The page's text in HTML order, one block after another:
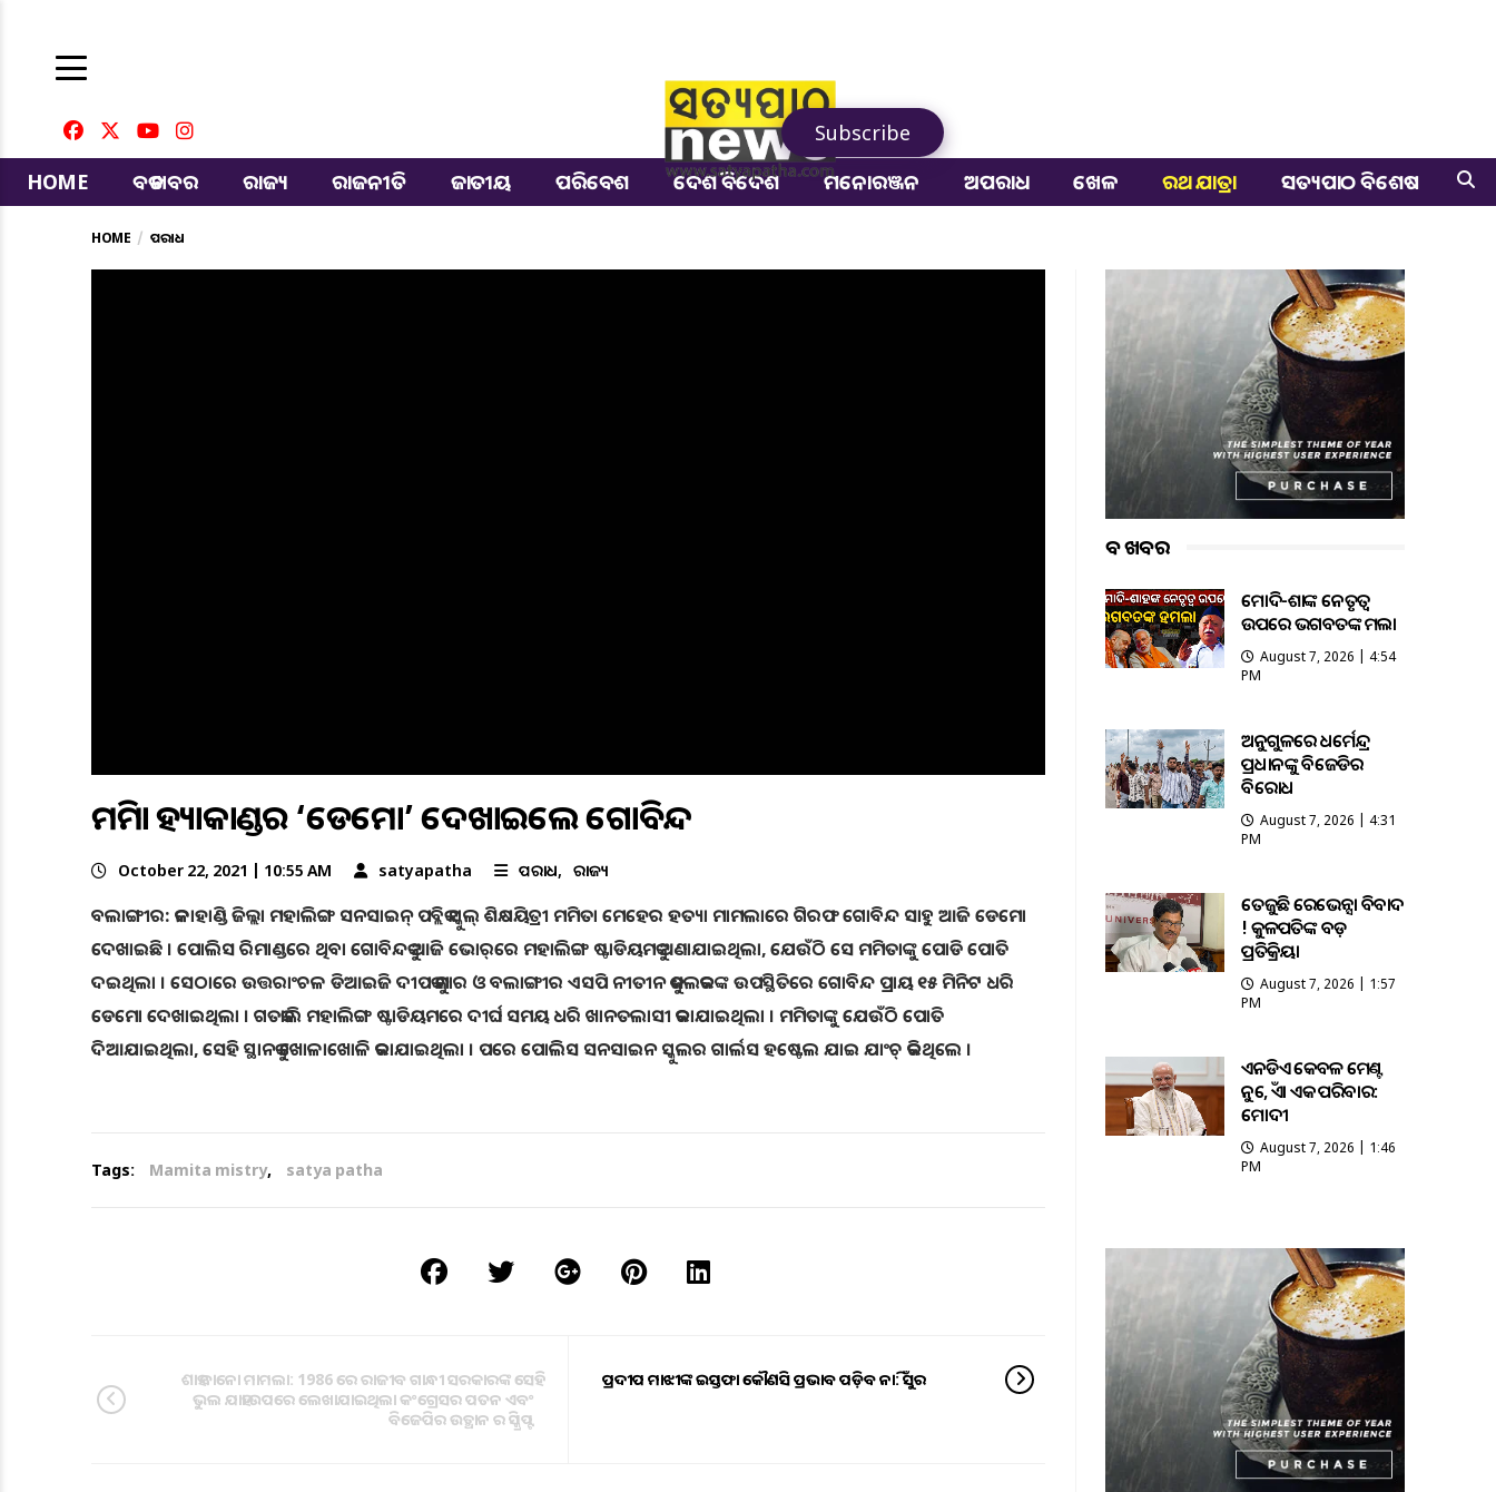
Subscribe
HOME
ବଡ ଖବର ରାଜ୍ୟ ରାଜନୀତି ଜାତୀୟ ପରିବେଶ ଦେଶ ବିଦେଶ ମନୋରଞ୍ଜନ ଅପରାଧ ଖେଳ ରଥ ଯାତ୍ରା ସତ୍ୟପାଠ ବିଶେଷ
HOME ଅପରାଧ
ମମିତା ହତ୍ୟାକାଣ୍ଡର ‘ଡେମୋ’ ଦେଖାଇଲେ ଗୋବିନ୍ଦ
October 22, 2021 | 10:55 AM satyapatha ଅପରାଧ ରାଜ୍ୟ
ବଲାଙ୍ଗୀର: କଳାହାଣ୍ଡି ଜିଲ୍ଲା ମହାଲିଙ୍ଗ ସନସାଇନ୍ ପବ୍ଲିକ ସ୍କୁଲ୍ ଶିକ୍ଷୟିତ୍ରୀ ମମିତା ମେହେର ହତ୍ୟା ମାମଲାରେ ଗିରଫ ଗୋବିନ୍ଦ ସାହୁ ଆଜି ଡେମୋ
ଦେଖାଇଛି । ପୋଲିସ ରିମାଣ୍ଡରେ ଥିବା ଗୋବିନ୍ଦକୁ ଆଜି ଭୋର୍‌ରେ ମହାଲିଙ୍ଗ ଷ୍ଟାଡିୟମକୁ ଅଣାଯାଇଥିଲା, ଯେଉଁଠି ସେ ମମିତାଙ୍କୁ ପୋଡି ପୋତି
ଦଇଥିଲା । ସେଠାରେ ଉତ୍ତରାଂଚଳ ଡିଆଇଜି ଦୀପକ କୁମାର ଓ ବଲାଙ୍ଗୀର ଏସପି ନୀତୀନ କୁଶଲକରଙ୍କ ଉପସ୍ଥିତିରେ ଗୋବିନ୍ଦ ପ୍ରାୟ ୧୫ ମିନିଟ ଧରି
ଡେମୋ ଦେଖାଇଥିଲା । ଗତକାଲି ମହାଲିଙ୍ଗ ଷ୍ଟାଡିୟମରେ ଦୀର୍ଘ ସମୟ ଧରି ଖାନତଲାସୀ କରାଯାଇଥିଲା । ମମିତାଙ୍କୁ ଯେଉଁଠି ପୋତି
ଦିଆଯାଇଥିଲା, ସେହି ସ୍ଥାନକୁ ଖୋଳାଖୋଳି କରାଯାଇଥିଲା । ପରେ ପୋଲିସ ସନସାଇନ ସ୍କୁଲର ଗାର୍ଲସ ହଷ୍ଟେଲ ଯାଇ ଯାଂଚ୍ କରିଥିଲେ ।
Tags: Mamita mistry, satya patha
ଶାହ ବାନୋ ମାମଲା: 1986 ରେ ରାଜୀବ ଗାନ୍ଧୀ ସରକାରଙ୍କ ସେହି
ଭୁଲ ଯାହା ଉପରେ ଲେଖାଯାଇଥିଲା କଂଗ୍ରେସର ପତନ ଏବଂ
ବିଜେପିର ଉତ୍ଥାନ ର ସ୍କ୍ରିପ୍ଟ
ପ୍ରଦୀପ ମାଝୀଙ୍କ ଇସ୍ତଫା କୌଣସି ପ୍ରଭାବ ପଡ଼ିବ ନାହିଁ: ସୁର
ବଡ ଖବର
ମୋଦି-ଶାହଙ୍କ ନେତୃତ୍ୱ
ଉପରେ ଭଗବତଙ୍କ ହମଲା
August 7, 2026 | 4:54
PM
ଅନୁଗୁଳରେ ଧର୍ମେନ୍ଦ୍ର
ପ୍ରଧାନଙ୍କୁ ବିଜେଡିର
ବିରୋଧ
August 7, 2026 | 4:31
PM
ତେଜୁଛି ରେଭେନ୍ସା ବିବାଦ
! କୁଳପତିଙ୍କ ବଡ଼
ପ୍ରତିକ୍ରିୟା
August 7, 2026 | 1:57
PM
ଏନଡିଏ କେବଳ ମେଣ୍ଟ
ନୁହେଁ, ଏହା ଏକ ପରିବାର:
ମୋଦୀ
August 7, 2026 | 1:46
PM